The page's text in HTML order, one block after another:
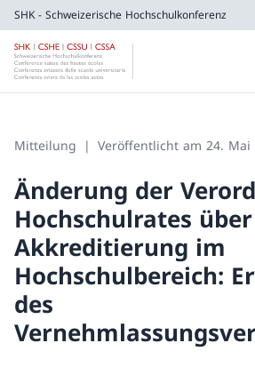
SHK - Schweizerische Hochschulkonferenz
SHK -
Mitteilung Veröffentlicht am 24. Mai
Änderung der
Hochschulrates
Akkreditierung im
Hochschulbereich:
des